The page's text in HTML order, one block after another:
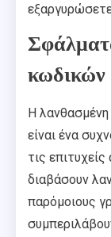
κωδικών
Η
είναι ένα
τις
διαβάσουν
παρόμοιους